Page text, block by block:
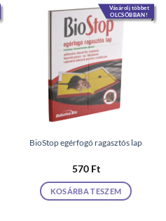
Vásárolj többet
OLCSÓBBAN!
BioStop egérfogó ragasztós lap
570 Ft
KOSÁRBA TESZEM